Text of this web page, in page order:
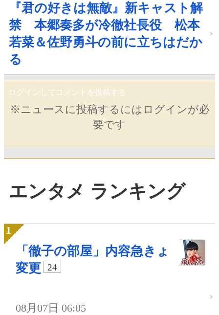
『君の好きは無敵』新キャスト解
禁 本郷奏多が冷徹社長役 松本
若菜＆佐野勇斗の前に立ちはだか
る
ログインしてコメントを投稿する
※ニュースに投稿するにはログインが必
要です
エンタメ ランキング
「徹子の部屋」内容急きょ
変更
24
08月07日 06:05